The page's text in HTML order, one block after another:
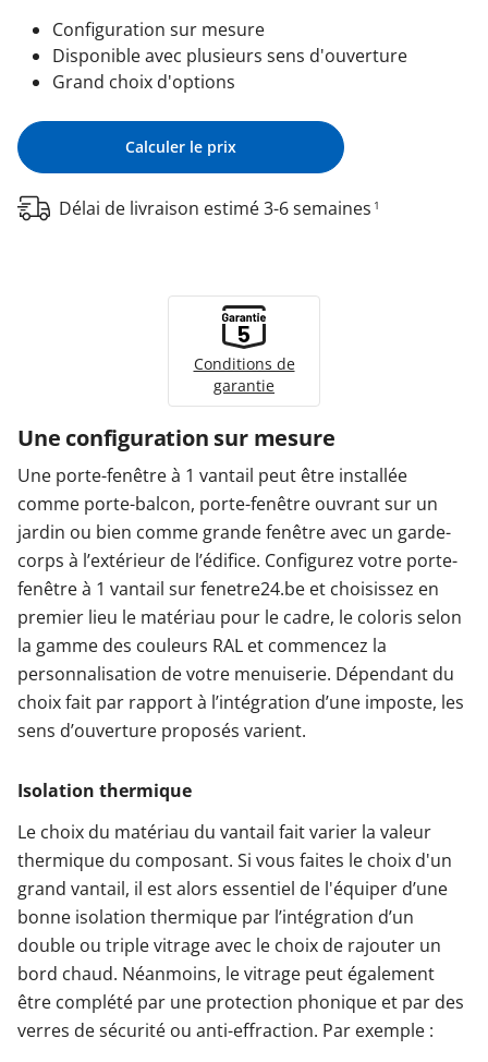
Configuration sur mesure
Disponible avec plusieurs sens d'ouverture
Grand choix d'options
Calculer le prix
Délai de livraison estimé 3-6 semaines 1
Conditions de
garantie
Une configuration sur mesure
Une porte-fenêtre à 1 vantail peut être installée
comme porte-balcon, porte-fenêtre ouvrant sur un
jardin ou bien comme grande fenêtre avec un garde-
corps à l’extérieur de l’édifice. Configurez votre porte-
fenêtre à 1 vantail sur fenetre24.be et choisissez en
premier lieu le matériau pour le cadre, le coloris selon
la gamme des couleurs RAL et commencez la
personnalisation de votre menuiserie. Dépendant du
choix fait par rapport à l’intégration d’une imposte, les
sens d’ouverture proposés varient.
Isolation thermique
Le choix du matériau du vantail fait varier la valeur
thermique du composant. Si vous faites le choix d'un
grand vantail, il est alors essentiel de l'équiper d’une
bonne isolation thermique par l’intégration d’un
double ou triple vitrage avec le choix de rajouter un
bord chaud. Néanmoins, le vitrage peut également
être complété par une protection phonique et par des
verres de sécurité ou anti-effraction. Par exemple :